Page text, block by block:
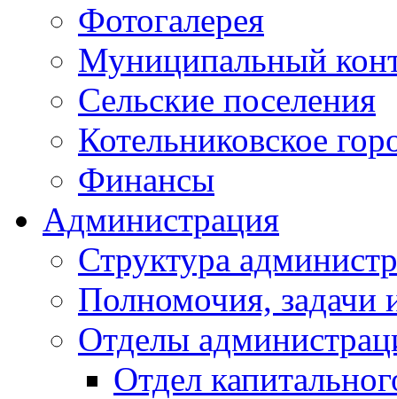
Фотогалерея
Муниципальный
Сельские поселения
Котельниковское
Финансы
Администрация
Структура
Полномочия, задачи
Отделы
Отдел